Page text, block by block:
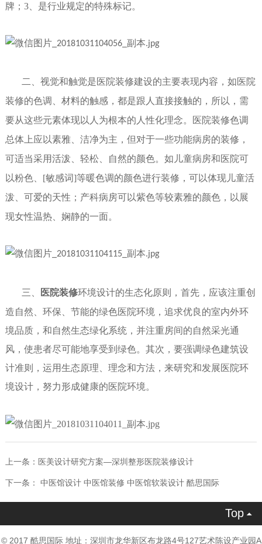
牌； 3、 是行业规定的特殊标记。
二、 视觉和触觉是医院装修建设的主要表现内容，如医院
装修的色调、材料的触感，都是跟人直接接触的，所以，需
要从这些元素体现以人为根本的人性化理念。医院装修色调
总体上应以素雅、洁净为主，但对于一些功能病房的装修，
可适当采用活泼、轻松、自然的颜色。如儿童病房和医院可
以粉色、[敏感词]等暖色调的颜色进行装修，可以体现儿童活
泼、可爱的天性；产科病房可以紫色等较素雅的颜色，以展
现女性温热、娴静的一面。
三 医院装修环境设计的生态化原则，首先，应该注重创
造自然、环保、节能的绿色医院环境，追求优良的室内外环
境品质，和自然生态绿化系统，并注重房间的自然采光通
风，使患者尽可能地享受到绿色。其次，要强调绿色建筑设
计准则，运用生态原理、理念和方法，来研究和发展医院环
境设计，努力形成健康的医院环境。
上一条： 医美设计研究方案—深圳整形医院装修设计
下一条： 中医馆设计 中医馆装修 中医馆软装设计 酷思国际
Top
© 2017 酷思国际 地址：深圳市龙华新区布龙路4号127艺术陈设产业园A